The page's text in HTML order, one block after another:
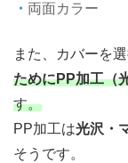
両面カラー
また、カバーを
ためにPP加工（
す。
PP加工は光沢・
そうです。